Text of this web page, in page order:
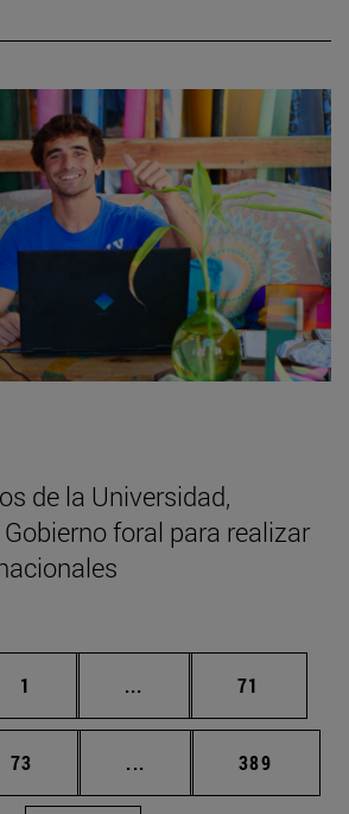
de la Universidad,
foral para realizar
Página
1 ... Páginas intermedias
Página
71
Página
73 ... Páginas intermedias
Página
389